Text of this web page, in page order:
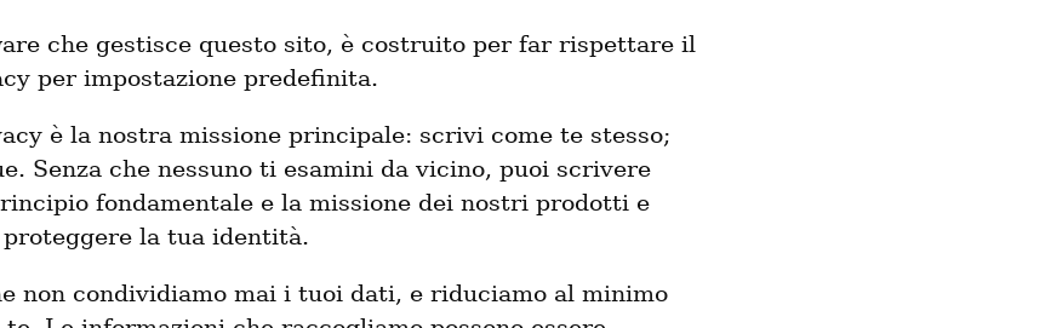
che gestisce questo sito, è costruito per far rispettare il
per impostazione predefinita.
è la nostra missione principale: scrivi come te stesso;
Senza che nessuno ti esamini da vicino, puoi scrivere
fondamentale e la missione dei nostri prodotti e
la tua identità.
non condividiamo mai i tuoi dati, e riduciamo al minimo